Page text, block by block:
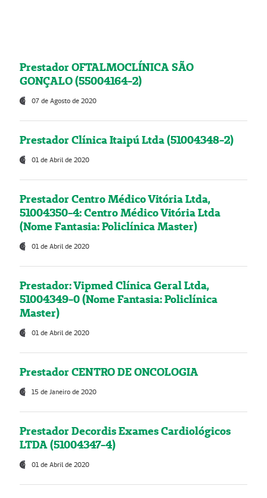
Prestador OFTALMOCLÍNICA SÃO
GONÇALO (55004164-2)
07 de Agosto de 2020
Prestador Clínica Itaipú Ltda (51004348-2)
01 de Abril de 2020
Prestador Centro Médico Vitória Ltda,
51004350-4: Centro Médico Vitória Ltda
(Nome Fantasia: Policlínica Master)
01 de Abril de 2020
Prestador: Vipmed Clínica Geral Ltda,
51004349-0 (Nome Fantasia: Policlínica
Master)
01 de Abril de 2020
Prestador CENTRO DE ONCOLOGIA
15 de Janeiro de 2020
Prestador Decordis Exames Cardiológicos
LTDA (51004347-4)
01 de Abril de 2020